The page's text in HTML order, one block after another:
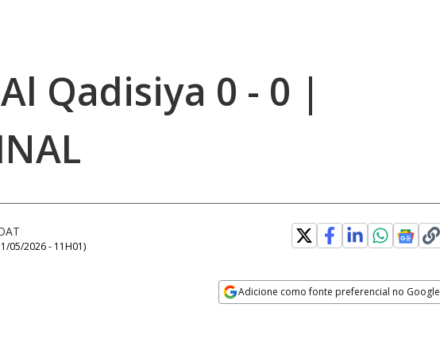
Qadisiya 0 - 0 |
05/2026 - 11H01)
Adicione como fonte preferencial no Google